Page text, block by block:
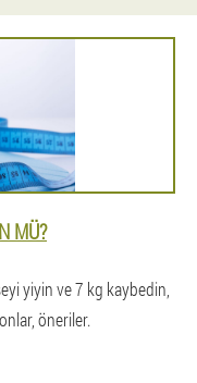
MÜ?
yiyin ve 7 kg kaybedin,
öneriler.